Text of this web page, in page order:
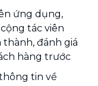
ứng dụng,
tác viên
thành, đánh giá
hàng trước
tin về